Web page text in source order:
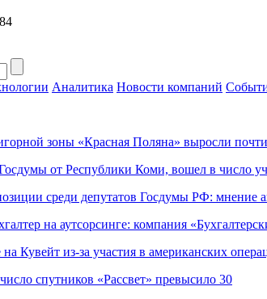
Аналитика Новости компаний
зоны «Красная Поляна» выросли
от Республики Коми, вошел в число
среди депутатов Госдумы РФ: мнение
на аутсорсинге: компания
Кувейт из-за участия в американских
спутников «Рассвет» превысило 30